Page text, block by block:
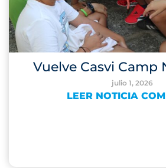
Vuelve Casvi Camp
julio 1, 2026
LEER NOTICIA